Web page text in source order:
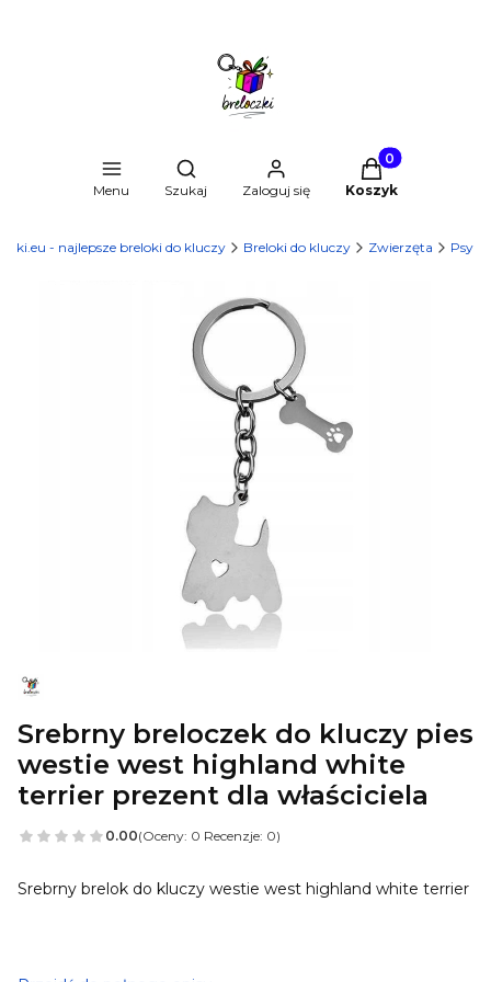
Menu
Otwórz wyszukiwarkę
Szukaj Zaloguj się
Produkty w
Koszyk
- najlepsze breloki do kluczy Breloki do kluczy Zwierzęta Psy
Srebrny breloczek do kluczy pies
westie west highland white
terrier prezent dla właściciela
0.00(Oceny: 0 Recenzje: 0)
Srebrny brelok do kluczy westie west highland white terrier